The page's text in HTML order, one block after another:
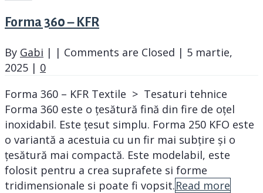
Forma 360 – KFR
By Gabi | | Comments are Closed | 5 martie,
2025 | 0
Forma 360 – KFR Textile > Tesaturi tehnice
Forma 360 este o țesătură fină din fire de oțel
inoxidabil. Este țesut simplu. Forma 250 KFO este
o variantă a acestuia cu un fir mai subțire și o
țesătură mai compactă. Este modelabil, este
folosit pentru a crea suprafete si forme
tridimensionale si poate fi vopsit.Read more